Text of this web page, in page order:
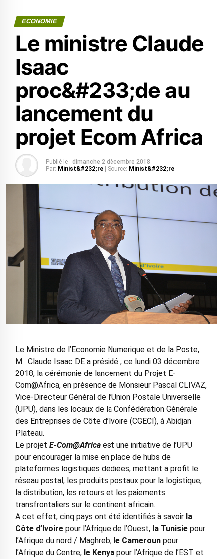
ECONOMIE
Le ministre Claude
Isaac
proc&#233;de au
lancement du
projet Ecom Africa
Publié le : dimanche 2 décembre 2018
Par: Minist&#232;re | Source: Minist&#232;re
Le Ministre de l’Economie Numerique et de la Poste,
M. Claude Isaac DE a présidé , ce lundi 03 décembre
2018, la cérémonie de lancement du Projet E-
Com@Africa, en présence de Monsieur Pascal CLIVAZ,
Vice-Directeur Général de l’Union Postale Universelle
(UPU), dans les locaux de la Confédération Générale
des Entreprises de Côte d’Ivoire (CGECI), à Abidjan
Plateau.
Le projet E-Com@Africaest une initiative de l’UPU
pour encourager la mise en place de hubs de
plateformes logistiques dédiées, mettant à profit le
réseau postal, les produits postaux pour la logistique,
la distribution, les retours et les paiements
transfrontaliers sur le continent africain.
A cet effet, cinq pays ont été identifiés à savoir la
Côte d’Ivoirepour l’Afrique de l’Ouest, la Tunisiepour
l’Afrique du nord / Maghreb, le Camerounpour
l’Afrique du Centre, le Kenyapour l’Afrique de l’EST et